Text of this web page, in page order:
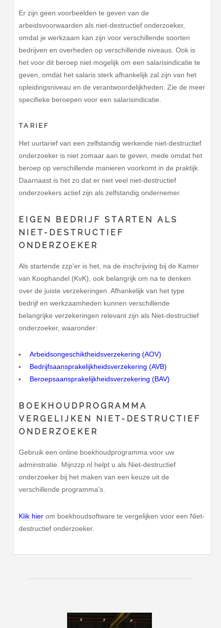
Er zijn geen voorbeelden te geven van de
arbeidsvoorwaarden als niet-destructief onderzoeker,
omdat je werkzaam kan zijn voor verschillende soorten
bedrijven en overheden op verschillende niveaus. Ook is
het voor dit beroep niet mogelijk om een salarisindicatie te
geven, omdat het salaris sterk afhankelijk zal zijn van het
opleidingsniveau en de verantwoordelijkheden. Zie de meer
specifieke beroepen voor een salarisindicatie.
TARIEF
Het uurtarief van een zelfstandig werkende niet-destructief
onderzoeker is niet zomaar aan te geven, mede omdat het
beroep op verschillende manieren voorkomt in de praktijk.
Daarnaast is het zo dat er niet veel niet-destructief
onderzoekers actief zijn als zelfstandig ondernemer.
EIGEN BEDRIJF STARTEN ALS
NIET-DESTRUCTIEF
ONDERZOEKER
Als startende zzp'er is het, na de inschrijving bij de Kamer
van Koophandel (KvK), ook belangrijk om na te denken
over de juiste verzekeringen. Afhankelijk van het type
bedrijf en werkzaamheden kunnen verschillende
belangrijke verzekeringen relevant zijn als Niet-destructief
onderzoeker, waaronder:
Arbeidsongeschiktheidsverzekering (AOV)
Bedrijfsaansprakelijkheidsverzekering (AVB)
Beroepsaansprakelijkheidsverzekering (BAV)
BOEKHOUDPROGRAMMA
VERGELIJKEN NIET-DESTRUCTIEF
ONDERZOEKER
Gebruik een online boekhoudprogramma voor uw
adminstratie. Mijnzzp.nl helpt u als Niet-destructief
onderzoeker bij het maken van een keuze uit de
verschillende programma's.
Klik hier om boekhoudsoftware te vergelijken voor een Niet-
destructief onderzoeker.